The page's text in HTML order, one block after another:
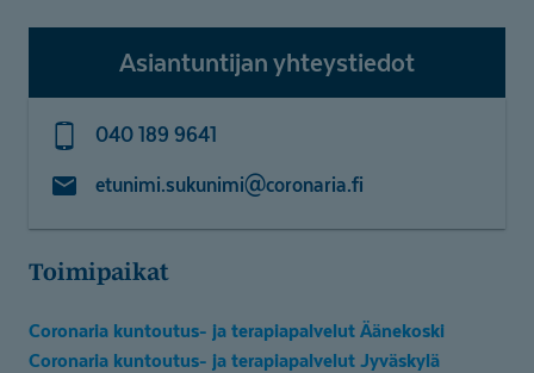
Asiantuntijan yhteystiedot
040 189 9641
etunimi.sukunimi@coronaria.fi
Toimipaikat
Coronaria kuntoutus- ja terapiapalvelut Äänekoski
Coronaria kuntoutus- ja terapiapalvelut Jyväskylä